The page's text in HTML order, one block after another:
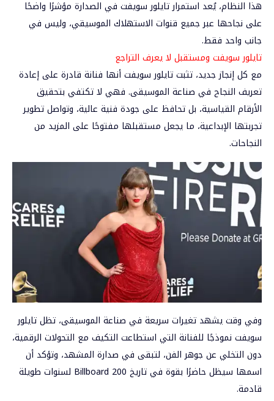
هذا النظام، يُعد استمرار تايلور سويفت في الصدارة مؤشرًا واضحًا
على نجاحها عبر جميع قنوات الاستهلاك الموسيقي، وليس في
جانب واحد فقط.
تايلور سويفت ومستقبل لا يعرف التراجع
مع كل إنجاز جديد، تثبت تايلور سويفت أنها فنانة قادرة على إعادة
تعريف النجاح في صناعة الموسيقى. فهي لا تكتفي بتحقيق
الأرقام القياسية، بل تحافظ على جودة فنية عالية، وتواصل تطوير
تجربتها الإبداعية، ما يجعل مستقبلها مفتوحًا على المزيد من
النجاحات.
وفي وقت يشهد تغيرات سريعة في صناعة الموسيقى، تظل تايلور
سويفت نموذجًا للفنانة التي استطاعت التكيف مع التحولات الرقمية،
دون التخلي عن جوهر الفن، لتبقى في صدارة المشهد، وتؤكد أن
اسمها سيظل حاضرًا بقوة في تاريخ Billboard 200 لسنوات طويلة
قادمة.